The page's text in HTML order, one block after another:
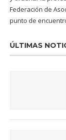
Federación de
punto de
ÚLTIMAS